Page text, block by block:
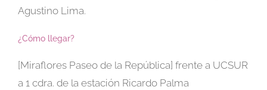
Agustino Lima.
¿Cómo llegar?
[Miraflores Paseo de la República] frente a UCSUR
a 1 cdra. de la estación Ricardo Palma